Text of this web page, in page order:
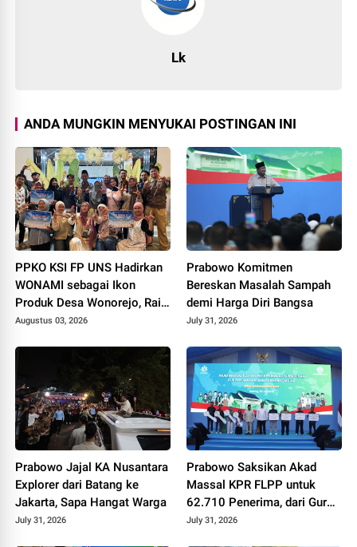
Lk
ANDA MUNGKIN MENYUKAI POSTINGAN INI
PPKO KSI FP UNS Hadirkan
WONAMI sebagai Ikon
Produk Desa Wonorejo, Raih
Tiga Penghargaan di
2026
Augustus 03, 2026
Prabowo Komitmen
Bereskan Masalah Sampah
demi Harga Diri Bangsa
July 31, 2026
Prabowo Jajal KA Nusantara
Explorer dari Batang ke
Jakarta, Sapa Hangat Warga
July 31, 2026
Prabowo Saksikan Akad
Massal KPR FLPP untuk
62.710 Penerima, dari Guru
SD hingga Pengemudi Ojol
July 31, 2026